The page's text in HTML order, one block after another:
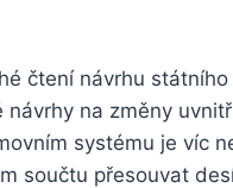
čtení návrhu
na změny
systému je víc
součtu přesouvat